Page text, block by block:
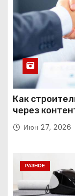
Как
через
Июн 27, 2026
РАЗНОЕ